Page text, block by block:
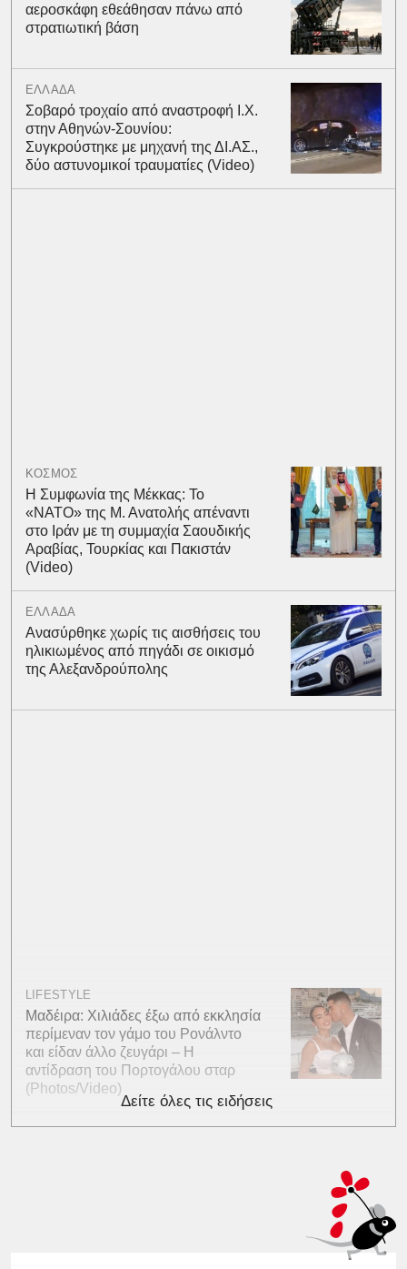
αεροσκάφη εθεάθησαν πάνω από
στρατιωτική βάση
ΕΛΛΑΔΑ
Σοβαρό τροχαίο από αναστροφή Ι.Χ.
στην Αθηνών-Σουνίου:
Συγκρούστηκε με μηχανή της ΔΙ.ΑΣ.,
δύο αστυνομικοί τραυματίες (Video)
ΚΟΣΜΟΣ
Η Συμφωνία της Μέκκας: Το
«ΝΑΤΟ» της Μ. Ανατολής απέναντι
στο Ιράν με τη συμμαχία Σαουδικής
Αραβίας, Τουρκίας και Πακιστάν
(Video)
ΕΛΛΑΔΑ
Ανασύρθηκε χωρίς τις αισθήσεις του
ηλικιωμένος από πηγάδι σε οικισμό
της Αλεξανδρούπολης
LIFESTYLE
Μαδέιρα: Χιλιάδες έξω από εκκλησία
περίμεναν τον γάμο του Ρονάλντο
και είδαν άλλο ζευγάρι – Η
αντίδραση του Πορτογάλου σταρ
(Photos/Video)
Δείτε όλες τις ειδήσεις